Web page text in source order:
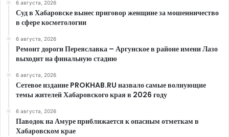
6 августа, 2026
Суд в Хабаровске вынес приговор женщине за мошенничество
в сфере косметологии
6 августа, 2026
Ремонт дороги Переяславка – Аргунское в районе имени Лазо
выходит на финальную стадию
6 августа, 2026
Сетевое издание PROKHAB.RU назвало самые волнующие
темы жителей Хабаровского края в 2026 году
6 августа, 2026
Паводок на Амуре приближается к опасным отметкам в
Хабаровском крае